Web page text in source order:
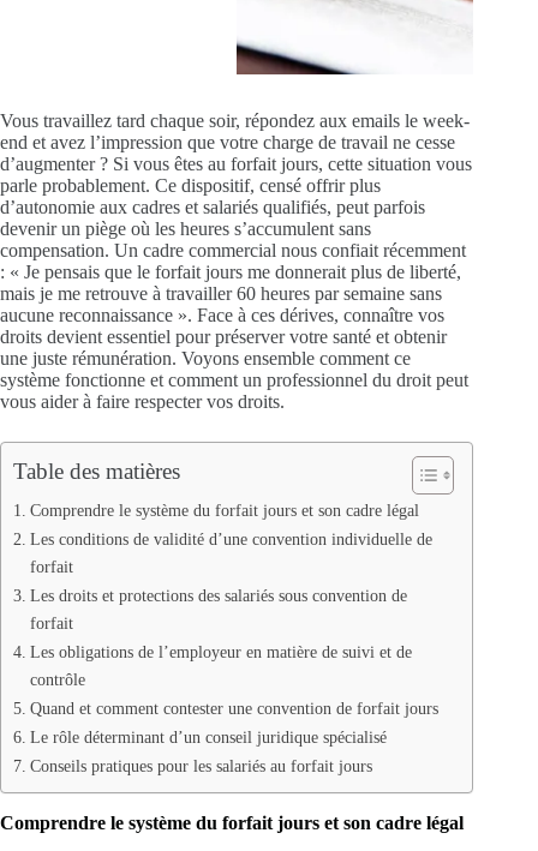
Vous travaillez tard chaque soir, répondez aux emails le week-
end et avez l’impression que votre charge de travail ne cesse
d’augmenter ? Si vous êtes au forfait jours, cette situation vous
parle probablement. Ce dispositif, censé offrir plus
d’autonomie aux cadres et salariés qualifiés, peut parfois
devenir un piège où les heures s’accumulent sans
compensation. Un cadre commercial nous confiait récemment
: « Je pensais que le forfait jours me donnerait plus de liberté,
mais je me retrouve à travailler 60 heures par semaine sans
aucune reconnaissance ». Face à ces dérives, connaître vos
droits devient essentiel pour préserver votre santé et obtenir
une juste rémunération. Voyons ensemble comment ce
système fonctionne et comment un professionnel du droit peut
vous aider à faire respecter vos droits.
Table des matières
Comprendre le système du forfait jours et son cadre légal
Les conditions de validité d’une convention individuelle de
forfait
Les droits et protections des salariés sous convention de
forfait
Les obligations de l’employeur en matière de suivi et de
contrôle
Quand et comment contester une convention de forfait jours
Le rôle déterminant d’un conseil juridique spécialisé
Conseils pratiques pour les salariés au forfait jours
Comprendre le système du forfait jours et son cadre légal